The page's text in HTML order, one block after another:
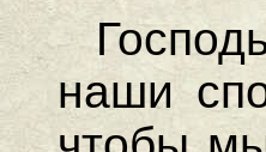
наши